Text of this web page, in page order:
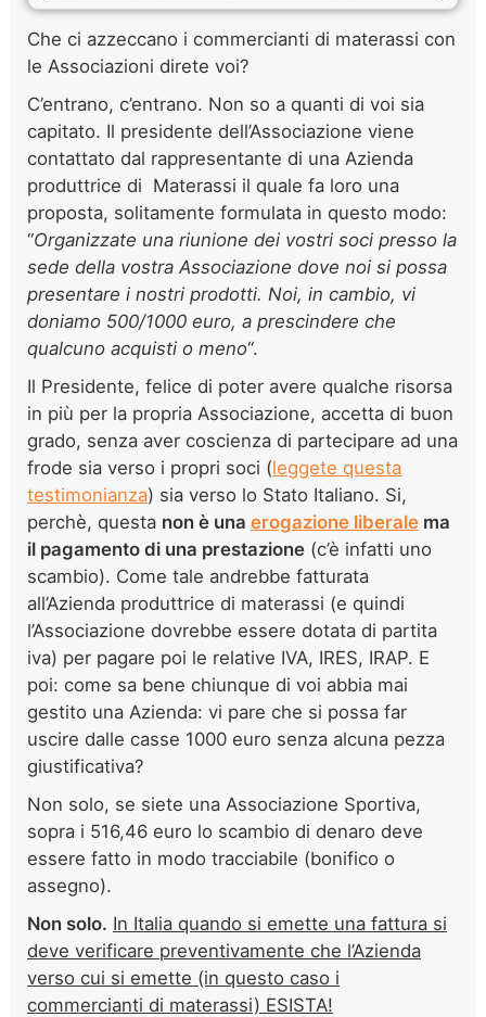
Che ci azzeccano i commercianti di materassi con
le Associazioni direte voi?
C’entrano, c’entrano. Non so a quanti di voi sia
capitato. Il presidente dell’Associazione viene
contattato dal rappresentante di una Azienda
produttrice di Materassi il quale fa loro una
proposta, solitamente formulata in questo modo:
“Organizzate una riunione dei vostri soci presso la
sede della vostra Associazione dove noi si possa
presentare i nostri prodotti. Noi, in cambio, vi
doniamo 500/1000 euro, a prescindere che
qualcuno acquisti o meno“.
Il Presidente, felice di poter avere qualche risorsa
in più per la propria Associazione, accetta di buon
grado, senza aver coscienza di partecipare ad una
frode sia verso i propri soci (leggete questa
testimonianza) sia verso lo Stato Italiano. Si,
perchè, questa non è una erogazione liberale ma
il pagamento di una prestazione (c’è infatti uno
scambio). Come tale andrebbe fatturata
all’Azienda produttrice di materassi (e quindi
l’Associazione dovrebbe essere dotata di partita
iva) per pagare poi le relative IVA, IRES, IRAP. E
poi: come sa bene chiunque di voi abbia mai
gestito una Azienda: vi pare che si possa far
uscire dalle casse 1000 euro senza alcuna pezza
giustificativa?
Non solo, se siete una Associazione Sportiva,
sopra i 516,46 euro lo scambio di denaro deve
essere fatto in modo tracciabile (bonifico o
assegno).
Non solo. In Italia quando si emette una fattura si
deve verificare preventivamente che l’Azienda
verso cui si emette (in questo caso i
commercianti di materassi) ESISTA!